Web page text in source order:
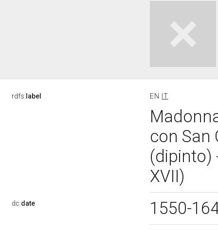
rdfs: label EN IT
con San
(dipinto)
XVII)
dc:date 1550-